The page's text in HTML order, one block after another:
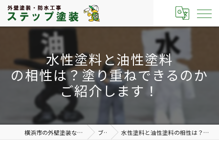
水性塗料と油性塗料
の相性は？塗り重ねできるのか
ご紹介します！
横浜市の外壁塗装なら有限会社ステップ塗装 ブログ 水性塗料と油性塗料の相性は？塗り重ねできるのかご紹介します！